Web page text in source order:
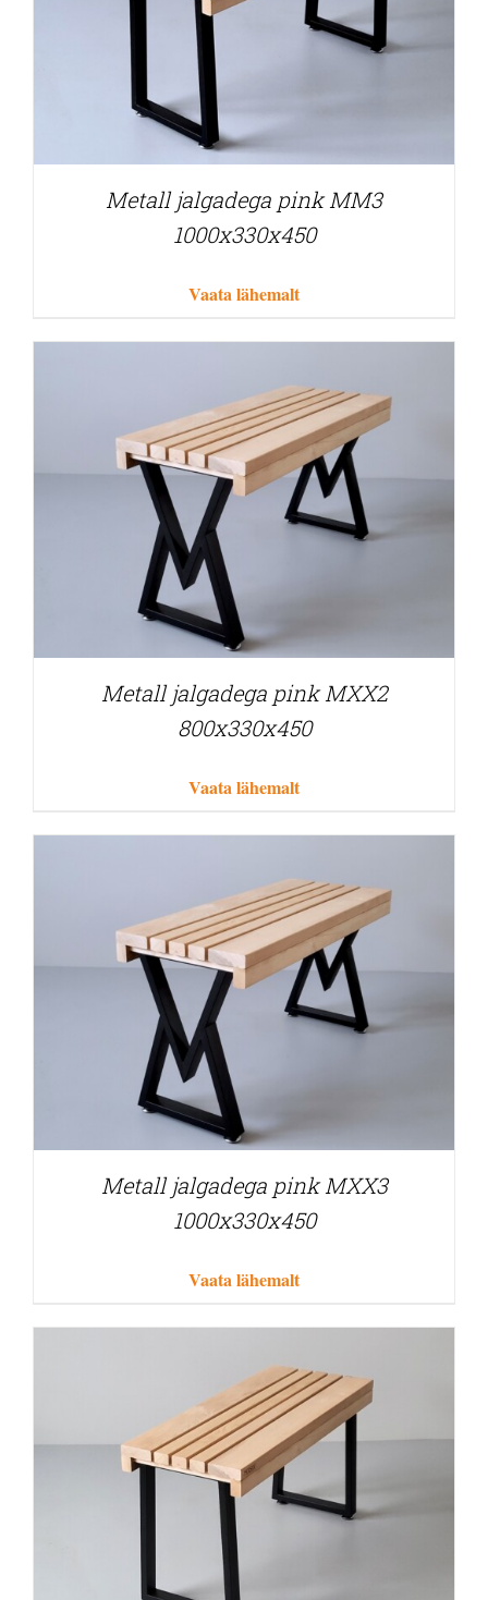
Metall jalgadega pink MM3
1000x330x450
Vaata lähemalt
Metall jalgadega pink MXX2
800x330x450
Vaata lähemalt
Metall jalgadega pink MXX3
1000x330x450
Vaata lähemalt